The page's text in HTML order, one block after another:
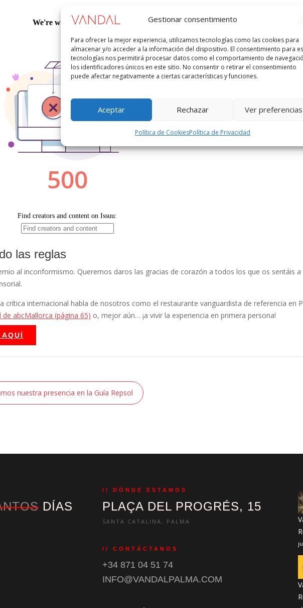
Gestionar consentimiento
Para ofrecer la mejor experiencia, utilizamos tecnologías como las cookies para
almacenar y/o acceder a la información del dispositivo. El consentimiento para
tecnologías nos permitirá procesar datos como el comportamiento de
los identificadores únicos en este sitio. No consentir o retirar el consentimiento
puede afectar negativamente a ciertas características y funciones.
Aceptar Rechazar Ver preferencias
Política de CookiesPolítica de Privacidad
las reglas
al inconformismo. Queremos daros las gracias de corazón a todos los que os sentáis
crítica internacional habla de nosotros como el restaurante vanguardista de referencia en
de abcMallorca (página 65) o, mejor aún… ¡a vivir la experiencia en primera persona!
nuestra presencia en la Guía Repsol
DÍAS
// DÓNDE ESTAMOS
PLAÇA DEL PROGRÉS, 15
SANTA CATALINA, PALMA
// CONTÁCTANOS
+34 871 04 51 74
INFO@VANDALPALMA.COM